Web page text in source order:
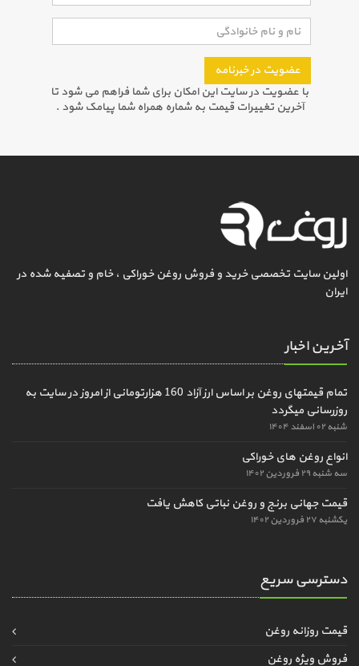
عضویت در خبرنامه
با عضویت در سایت این امکان برای شما فراهم می شود تا
آخرین تغییرات قیمت به شماره همراه شما پیامک شود .
اولین سایت تخصصی خرید و فروش روغن خوراکی ، خام و تصفیه شده در
ایران
آخرین اخبار
تمام قیمتهای روغن بر اساس ارز آزاد 160 هزارتومانی از امروز در سایت به
روزرسانی میگردد
شنبه ۰۲ اسفند ۱۴۰۴
انواع روغن های خوراکی
سه شنبه ۲۹ فروردین ۱۴۰۲
قیمت جهانی برنج و روغن نباتی کاهش یافت
یکشنبه ۲۷ فروردین ۱۴۰۲
دسترسی سریع
قیمت روزانه روغن
فروش ویژه روغن